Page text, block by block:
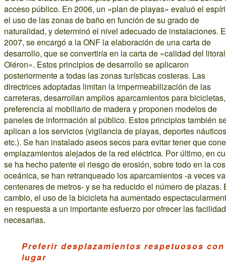
acceso público. En 2006, un «plan de playas» evaluó el
el uso de las zonas de baño en función de su grado de
naturalidad, y determinó el nivel adecuado de instalaciones.
2007, se encargó a la ONF la elaboración de una carta de
desarrollo, que se convertiría en la carta de «calidad del
Oléron». Estos principios de desarrollo se aplicaron
posteriormente a todas las zonas turísticas costeras. Las
directrices adoptadas limitan la impermeabilización de las
carreteras, desarrollan amplios aparcamientos para
preferencia al mobiliario de madera y proponen modelos de
paneles de información al público. Estos principios también
aplican a los servicios (vigilancia de playas, deportes
etc.). Se han instalado aseos secos para evitar tener que
emplazamientos alejados de la red eléctrica. Por último, en
se ha hecho patente el riesgo de erosión, sobre todo en la
oceánica, se han retranqueado los aparcamientos -a veces
centenares de metros- y se ha reducido el número de plazas.
cambio, el uso de la bicicleta ha aumentado
en respuesta a un importante esfuerzo por ofrecer las
necesarias.
Preferir desplazamientos respetuosos
lugar